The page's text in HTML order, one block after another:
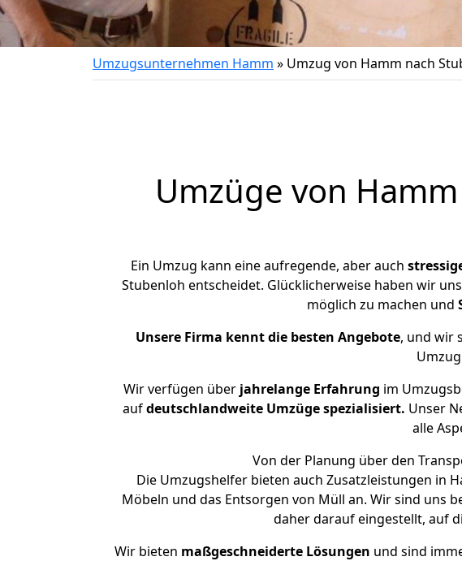
Umzugsunternehmen Hamm » Umzug von Hamm nach
Umzüge von
Ein Umzug kann eine aufregende, aber auch
Stubenloh entscheidet. Glücklicherweise haben wir
möglich zu machen und
Unsere Firma kennt die besten Angebote, und wir
Wir verfügen überjahrelange Erfahrung im
aufdeutschlandweite Umzüge spezialisiert. Unser
alle
Von der Planung über den
Die Umzugshelfer bieten auch Zusatzleistungen in
Möbeln und das Entsorgen von Müll an. Wir sind uns
daher darauf eingestellt, auf
Wir bieten maßgeschneiderte Lösungen und sind